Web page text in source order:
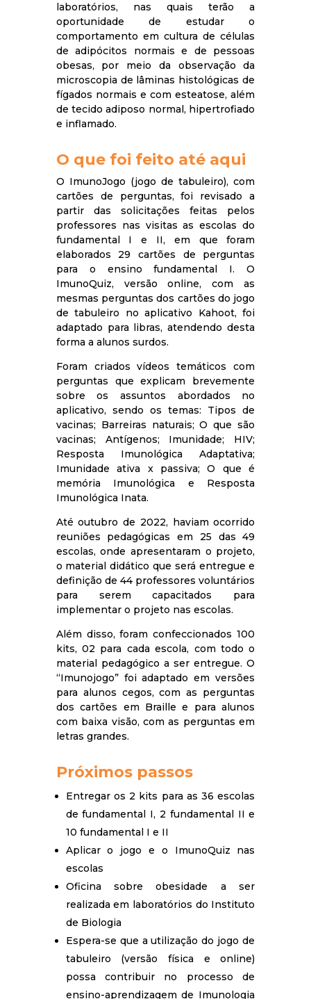
laboratórios, nas quais terão a
oportunidade de estudar o
comportamento em cultura de células
de adipócitos normais e de pessoas
obesas, por meio da observação da
microscopia de lâminas histológicas de
fígados normais e com esteatose, além
de tecido adiposo normal, hipertrofiado
e inflamado.
O que foi feito até aqui
O ImunoJogo (jogo de tabuleiro), com
cartões de perguntas, foi revisado a
partir das solicitações feitas pelos
professores nas visitas as escolas do
fundamental I e II, em que foram
elaborados 29 cartões de perguntas
para o ensino fundamental I. O
ImunoQuiz, versão online, com as
mesmas perguntas dos cartões do jogo
de tabuleiro no aplicativo Kahoot, foi
adaptado para libras, atendendo desta
forma a alunos surdos.
Foram criados vídeos temáticos com
perguntas que explicam brevemente
sobre os assuntos abordados no
aplicativo, sendo os temas: Tipos de
vacinas; Barreiras naturais; O que são
vacinas; Antígenos; Imunidade; HIV;
Resposta Imunológica Adaptativa;
Imunidade ativa x passiva; O que é
memória Imunológica e Resposta
Imunológica Inata.
Até outubro de 2022, haviam ocorrido
reuniões pedagógicas em 25 das 49
escolas, onde apresentaram o projeto,
o material didático que será entregue e
definição de 44 professores voluntários
para serem capacitados para
implementar o projeto nas escolas.
Além disso, foram confeccionados 100
kits, 02 para cada escola, com todo o
material pedagógico a ser entregue. O
“Imunojogo” foi adaptado em versões
para alunos cegos, com as perguntas
dos cartões em Braille e para alunos
com baixa visão, com as perguntas em
letras grandes.
Próximos passos
Entregar os 2 kits para as 36 escolas
de fundamental I, 2 fundamental II e
10 fundamental I e II
Aplicar o jogo e o ImunoQuiz nas
escolas
Oficina sobre obesidade a ser
realizada em laboratórios do Instituto
de Biologia
Espera-se que a utilização do jogo de
tabuleiro (versão física e online)
possa contribuir no processo de
ensino-aprendizagem de Imunologia